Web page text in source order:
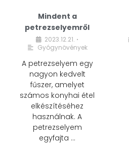
Mindent a
petrezselyemről
2023.12.21. •
Gyógynövények
A petrezselyem egy
nagyon kedvelt
fűszer, amelyet
számos konyhai étel
elkészítéséhez
használnak. A
petrezselyem
egyfajta …